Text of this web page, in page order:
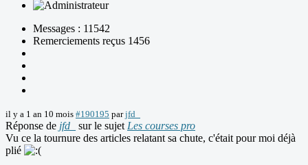
Messages : 11542
Remerciements reçus 1456
il y a 1 an 10 mois #190195 parjfd_
Réponse de jfd_ sur le sujet Les courses pro
Vu ce la tournure des articles relatant sa chute, c'était pour moi déjà
plié